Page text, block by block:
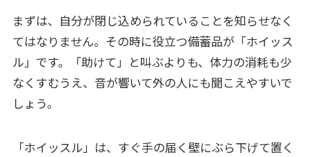
まずは、自分が閉じ込められていることを知らせなく
てはなりません。その時に役立つ備蓄品が「ホイッス
ル」です。
「助けて」と叫ぶよりも、体力の消耗も少
なくすむうえ、音が響いて外の人にも聞こえやすいで
しょう。
「ホイッスル」は、すぐ手の届く壁にぶら下げて置く